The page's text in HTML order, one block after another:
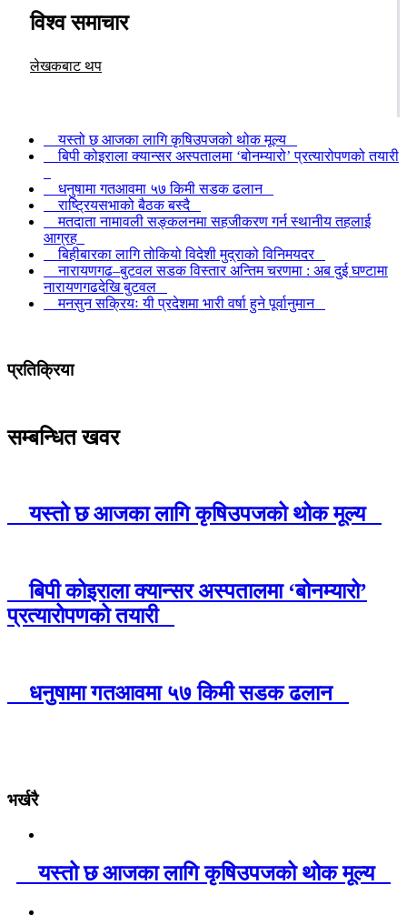
विश्व समाचार
लेखकबाट थप
यस्तो छ आजका लागि कृषिउपजको थोक मूल्य
बिपी कोइराला क्यान्सर अस्पतालमा ‘बोनम्यारो’ प्रत्यारोपणको तयारी
धनुषामा गतआवमा ५७ किमी सडक ढलान
राष्ट्रियसभाको बैठक बस्दै
मतदाता नामावली सङ्कलनमा सहजीकरण गर्न स्थानीय तहलाई
आग्रह
बिहीबारका लागि तोकियो विदेशी मुद्राको विनिमयदर
नारायणगढ–बुटवल सडक विस्तार अन्तिम चरणमा : अब दुई घण्टामा
नारायणगढदेखि बुटवल
मनसुन सक्रियः यी प्रदेशमा भारी वर्षा हुने पूर्वानुमान
प्रतिक्रिया
सम्बन्धित खवर
यस्तो छ आजका लागि कृषिउपजको थोक मूल्य
बिपी कोइराला क्यान्सर अस्पतालमा ‘बोनम्यारो’
प्रत्यारोपणको तयारी
धनुषामा गतआवमा ५७ किमी सडक ढलान
भर्खरै
यस्तो छ आजका लागि कृषिउपजको थोक मूल्य